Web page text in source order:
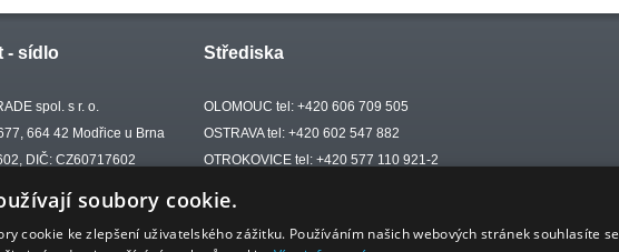
- sídlo
spol. s r. o.
664 42 Modřice u Brna
DIČ: CZ60717602
Střediska
OLOMOUC tel: +420 606 709 505
OSTRAVA tel: +420 602 547 882
OTROKOVICE tel: +420 577 110 921-2
soubory cookie.
cookie ke zlepšení uživatelského zážitku. Používáním našich webových stránek souhlasíte se